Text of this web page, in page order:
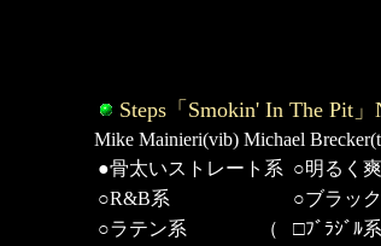
Steps「Smokin' In The Pit
Mike Mainieri(vib) Michael
●骨太いストレート系 ○明るく
○R&B系
○ブラッ
○ラテン系 （
□ﾌﾞﾗｼﾞﾙ系